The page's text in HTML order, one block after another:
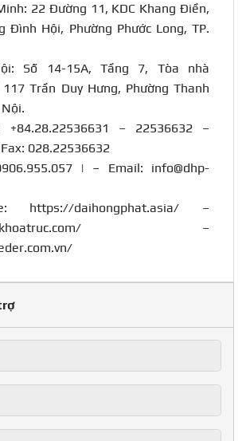
22 Đường 11, KDC Khang Điền,
Đình Hội, Phường Phước Long, TP.
Số 14-15A, Tầng 7, Tòa nhà
Trần Duy Hưng, Phường Thanh
– 22536632 –
028.22536632
| – Email: info@dhp-
https://daihongphat.asia/ –
–